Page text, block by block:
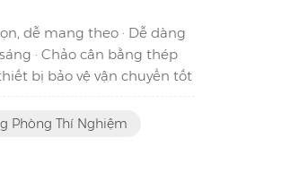
dễ mang theo · Dễ dàng
· Chảo cân bằng thép
bị bảo vệ vận chuyển tốt
cho các ứng dụng bao g...
Phòng Thí Nghiệm